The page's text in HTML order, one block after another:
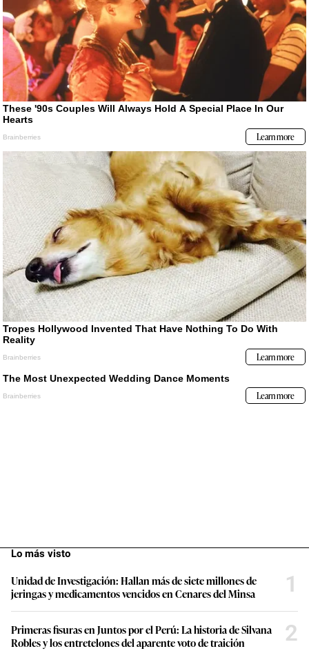
Lo más visto
Unidad de Investigación: Hallan más de siete millones de
jeringas y medicamentos vencidos en Cenares del Minsa
1
Primeras fisuras en Juntos por el Perú: La historia de Silvana
Robles y los entretelones del aparente voto de traición
2